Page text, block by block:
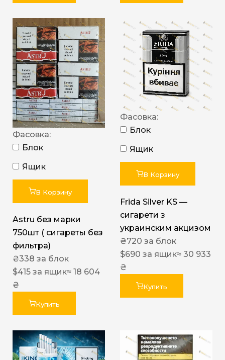
Фасовка:
Блок
Ящик
В Корзину
Astru без марки
750шт ( сигареты без
фильтра)
₴338 за блок
$415 за ящик≈ 18 604
₴
Купить
Фасовка:
Блок
Ящик
В Корзину
Frida Silver KS —
сигарети з
украинским акцизом
₴720 за блок
$690 за ящик≈ 30 933
₴
Купить